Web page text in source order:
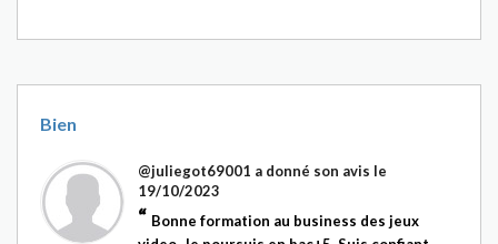
Bien
@juliegot69001 a donné son avis le
19/10/2023
Bonne formation au business des jeux